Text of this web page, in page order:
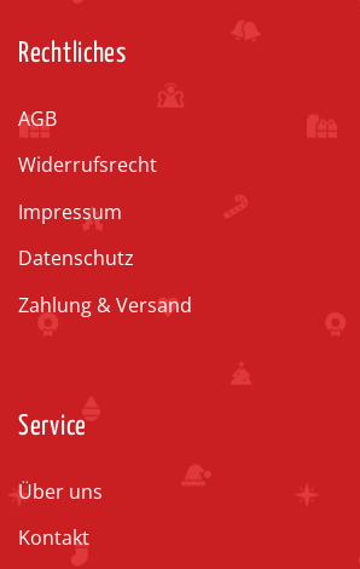
Rechtliches
AGB
Widerrufsrecht
Impressum
Datenschutz
Zahlung & Versand
Service
Über uns
Kontakt